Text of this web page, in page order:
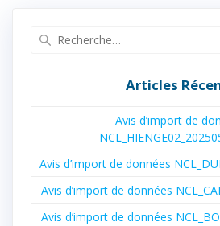
Articles
Avis d’import de
Avis d’import de données
Avis d’import de données
Avis d’import de données